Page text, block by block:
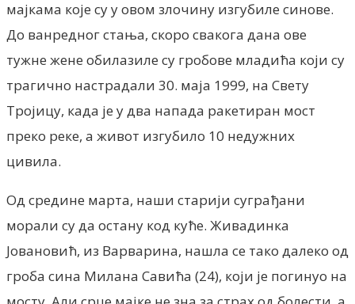
мајкама које су у овом злочину изгубиле синове.
До ванредног стања, скоро свакога дана ове
тужне жене обилазиле су гробове младића који су
трагично настрадали 30. маја 1999, на Свету
Тројицу, када је у два напада ракетиран мост
преко реке, а живот изгубило 10 недужних
цивила.
Од средине марта, наши старији суграђани
морали су да остану код куће. Живадинка
Јовановић, из Варварина, нашла се тако далеко од
гроба сина Милана Савића (24), који је погинуо на